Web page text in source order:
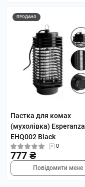
ПРОДАНО
Пастка для комах
(мухолівка) Esperanza
EHQ002 Black
0
777 ₴
Повідомити мене